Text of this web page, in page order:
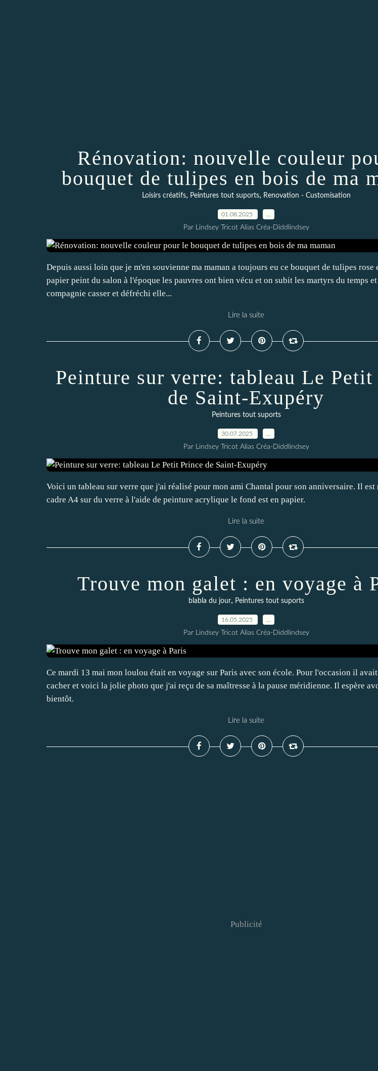
Rénovation: nouvelle couleur
bouquet de tulipes en bois de ma
Loisirs créatifs, Peintures tout suports, Renovation - Customisation
01.08.2025
Par Lindsey Tricot Alias Créa-Diddlindsey
Depuis aussi loin que je m'en souvienne ma maman a toujours eu ce bouquet de tulipes rose
papier peint du salon à l'époque les pauvres ont bien vécu et on subit les martyrs du temps
compagnie casser et défréchi elle...
Lire la suite
Peinture sur verre: tableau Le Petit
de Saint-Exupéry
Peintures tout suports
30.07.2025
Par Lindsey Tricot Alias Créa-Diddlindsey
Voici un tableau sur verre que j'ai réalisé pour mon ami Chantal pour son anniversaire. Il est
cadre A4 sur du verre à l'aide de peinture acrylique le fond est en papier.
Lire la suite
Trouve mon galet : en voyage à
blabla du jour, Peintures tout suports
16.05.2025
Par Lindsey Tricot Alias Créa-Diddlindsey
Ce mardi 13 mai mon loulou était en voyage sur Paris avec son école. Pour l'occasion il
cacher et voici la jolie photo que j'ai reçu de sa maîtresse à la pause méridienne. Il espère
bientôt.
Lire la suite
Publicité